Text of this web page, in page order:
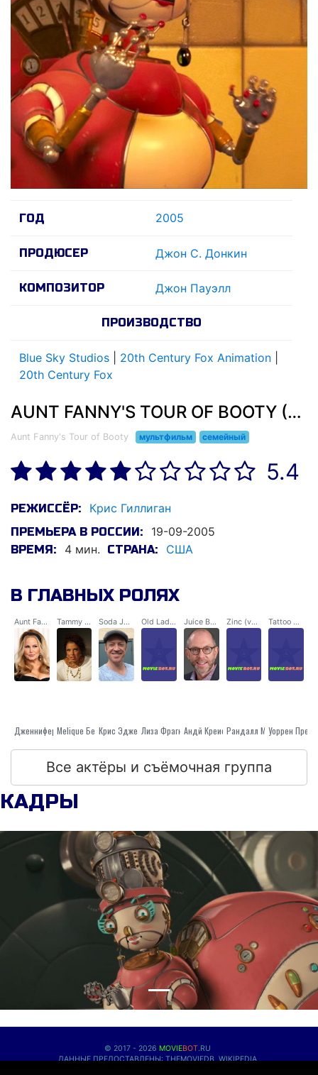
ГОД 2005
ПРОДЮСЕР Джон С. Донкин
КОМПОЗИТОР Джон Пауэлл
ПРОИЗВОДСТВО
Blue Sky Studios 20th Century Fox Animation
20th Century Fox
AUNT FANNY'S TOUR OF BOOTY (2005)
Aunt Fanny's Tour of Booty мультфильм семейный
5.4
РЕЖИССЁР: Крис Гиллиган
ПРЕМЬЕРА В РОССИИ: 19-09-2005
ВРЕМЯ: 4 мин. СТРАНА: США
В ГЛАВНЫХ РОЛЯХ
Aunt Fanny (voice)
Дженнифер Кулидж
Tammy (voice)
Melique Бергер
Soda Jerk / Luggage Cart / Announcer (voice)
Крис Эджерли
Old Lady (voice)
Лиза Фрагнера
Juice Bar Customer (voice)
Андй Креисс
Zinc (voice)
Рандалл Монтгомерй
Tattoo Artist (voice)
Уоррен Пресс
Все актёры и съёмочная группа
КАДРЫ
© 2017 - 2026 MOVIEBOT.RU
ДАННЫЕ ПРЕДОСТАВЛЕНЫ:THEMOVIEDB,WIKIPEDIA